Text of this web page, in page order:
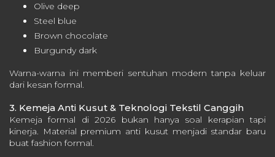
Olive deep
Steel blue
Brown chocolate
Burgundy dark
Warna-warna ini memberi sentuhan modern tanpa keluar
dari kesan formal.
3. Kemeja Anti Kusut & Teknologi Tekstil Canggih
Kemeja formal di 2026 bukan hanya soal kerapian tapi
kinerja. Material premium anti kusut menjadi standar baru
buat fashion formal.